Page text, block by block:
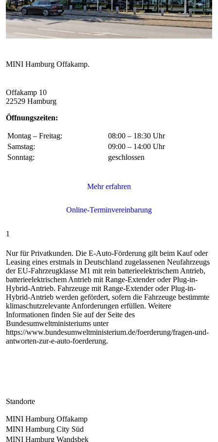
Offakamp 10
22529 Hamburg
Öffnungszeiten:
Montag – Freitag:
08:00 – 18:30 Uhr
Samstag:
09:00 – 14:00 Uhr
Sonntag:
geschlossen
1
Nur für Privatkunden. Die E‑Auto-Förderung gilt beim Kauf oder
Leasing eines erstmals in Deutschland zugelassenen Neufahrzeugs
der EU-Fahrzeugklasse M1 mit rein batterieelektrischem Antrieb,
batterieelektrischem Antrieb mit Range-Extender oder Plug-in-
Hybrid-Antrieb. Fahrzeuge mit Range-Extender oder Plug-in-
Hybrid-Antrieb werden gefördert, sofern die Fahrzeuge bestimmte
klimaschutzrelevante Anforderungen erfüllen. Weitere
Informationen finden Sie auf der Seite des
Bundesumweltministeriums unter
https://www.bundesumweltministerium.de/foerderung/fragen-und-
antworten-zur-e-auto-foerderung.